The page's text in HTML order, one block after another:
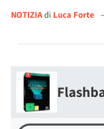
NOTIZIAdi Luca Forte